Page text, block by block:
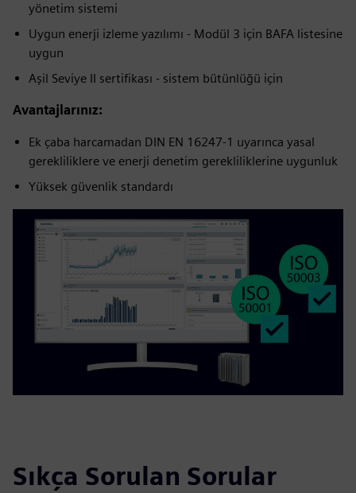
yönetim sistemi
Uygun enerji izleme yazılımı - Modül 3 için BAFA listesine
uygun
Aşil Seviye II sertifikası - sistem bütünlüğü için
Avantajlarınız:
Ek çaba harcamadan DIN EN 16247-1 uyarınca yasal
gerekliliklere ve enerji denetim gerekliliklerine uygunluk
Yüksek güvenlik standardı
Sıkça Sorulan Sorular